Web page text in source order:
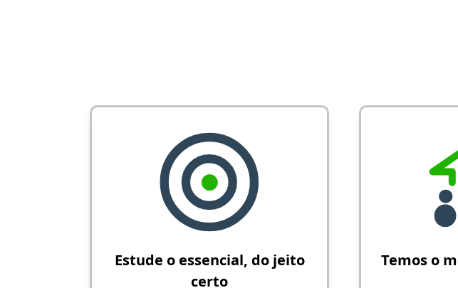
Estude o essencial, do jeito
certo
Temos o